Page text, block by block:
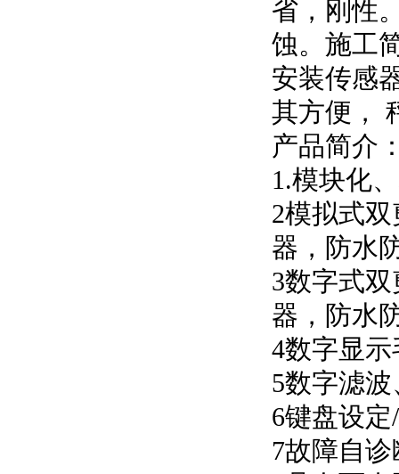
省，刚性
蚀。施工
安装传感
其方便，
产品简介
1.模块化
2模拟式
器，防水
3数字式
器，防水
4数字显
5数字滤
6键盘设
7故障自